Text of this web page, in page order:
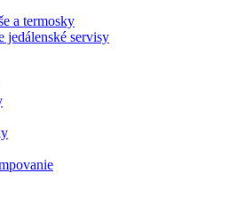
a termosky
jedálenské servisy